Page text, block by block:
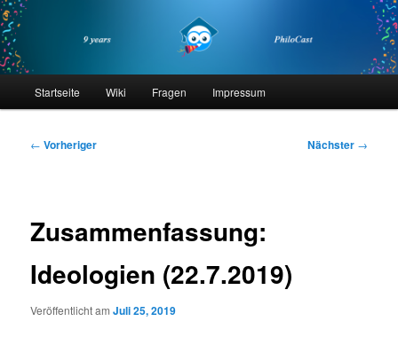
Zum
primären
Inhalt
springenphilocast
Startseite Wiki Fragen Impressum
Beitragsnavigation
← Vorheriger Nächster →
Zusammenfassung:
Ideologien (22.7.2019)
Veröffentlicht amJuli 25, 2019